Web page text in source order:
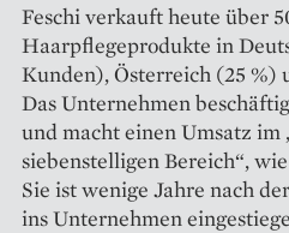
Feschi verkauft heute über
Haarpflege­produkte in
Kunden), Österreich (25 %)
Das Unternehmen
und macht einen Umsatz im
siebenstelligen Bereich“,
Sie ist wenige Jahre nach
ins Unternehmen